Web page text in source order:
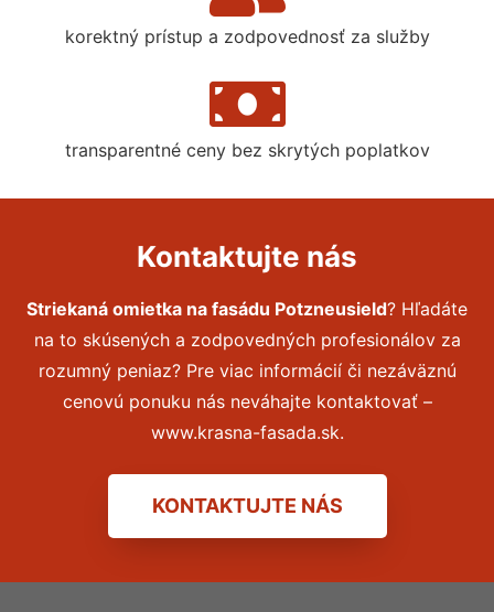
korektný prístup a zodpovednosť za služby
transparentné ceny bez skrytých poplatkov
Kontaktujte nás
Striekaná omietka na fasádu Potzneusield? Hľadáte
na to skúsených a zodpovedných profesionálov za
rozumný peniaz? Pre viac informácií či nezáväznú
cenovú ponuku nás neváhajte kontaktovať –
www.krasna-fasada.sk.
KONTAKTUJTE NÁS